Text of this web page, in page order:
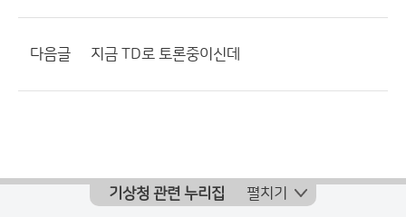
다음글 지금 TD로 토론중이신데
기상청 관련 누리집 펼치기